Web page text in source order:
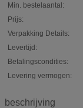
Min. bestelaantal:
Prijs:
Verpakking Details:
Levertijd:
Betalingscondities:
Levering vermogen:
beschrijving